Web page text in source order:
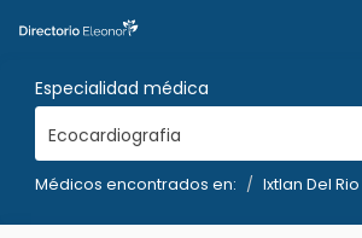
Especialidad médica
Ecocardiografia
Médicos encontrados en: Ixtlan Del Rio